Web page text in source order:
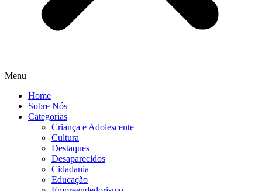
Menu
Home
Sobre Nós
Categorias
Criança e Adolescente
Cultura
Destaques
Desaparecidos
Cidadania
Educação